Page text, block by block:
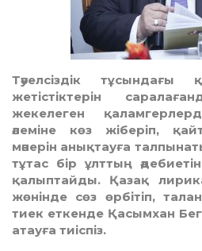
Тәуелсіздік тұсындағы
жетістіктерін
жекелеген
әлеміне көз жіберіп,
мәнерін анықтауға
тұтас бір ұлттың
қалыптайды. Қазақ
жөнінде сөз өрбітіп,
тиек еткенде Қасымхан
атауға тиіспіз.